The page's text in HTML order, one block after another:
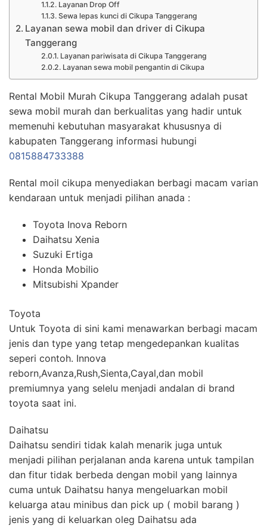
Layanan Drop Off
Sewa lepas kunci di Cikupa Tanggerang
Layanan sewa mobil dan driver di Cikupa
Tanggerang
Layanan pariwisata di Cikupa Tanggerang
Layanan sewa mobil pengantin di Cikupa
Rental Mobil Murah Cikupa Tanggerang adalah pusat
sewa mobil murah dan berkualitas yang hadir untuk
memenuhi kebutuhan masyarakat khususnya di
kabupaten Tanggerang informasi hubungi
0815884733388
Rental moil cikupa menyediakan berbagi macam varian
kendaraan untuk menjadi pilihan anada :
Toyota Inova Reborn
Daihatsu Xenia
Suzuki Ertiga
Honda Mobilio
Mitsubishi Xpander
Toyota
Untuk Toyota di sini kami menawarkan berbagi macam
jenis dan type yang tetap mengedepankan kualitas
seperi contoh. Innova
reborn,Avanza,Rush,Sienta,Cayal,dan mobil
premiumnya yang selelu menjadi andalan di brand
toyota saat ini.
Daihatsu
Daihatsu sendiri tidak kalah menarik juga untuk
menjadi pilihan perjalanan anda karena untuk tampilan
dan fitur tidak berbeda dengan mobil yang lainnya
cuma untuk Daihatsu hanya mengeluarkan mobil
keluarga atau minibus dan pick up ( mobil barang )
jenis yang di keluarkan oleg Daihatsu ada